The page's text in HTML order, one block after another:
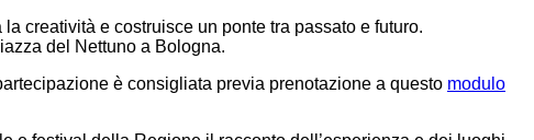
creatività e costruisce un ponte tra passato e futuro.
del Nettuno a Bologna.
è consigliata previa prenotazione a questo modulo